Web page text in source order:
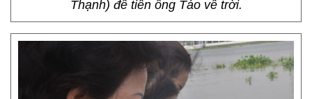
Thạnh) để tiễn ông Táo về trời.